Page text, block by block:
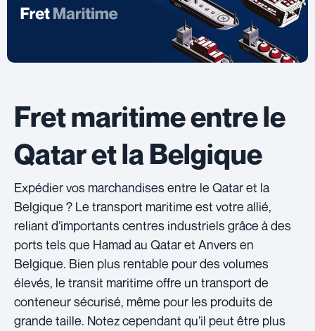
Fret maritime entre le
Qatar et la Belgique
Expédier vos marchandises entre le Qatar et la
Belgique ? Le transport maritime est votre allié,
reliant d’importants centres industriels grâce à des
ports tels que Hamad au Qatar et Anvers en
Belgique. Bien plus rentable pour des volumes
élevés, le transit maritime offre un transport de
conteneur sécurisé, même pour les produits de
grande taille. Notez cependant qu’il peut être plus